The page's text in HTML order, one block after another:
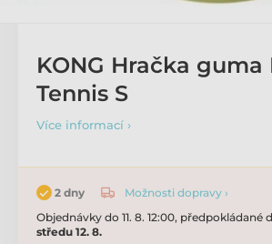
KONG Hračka guma
Tennis S
Více informací ›
2 dny
Možnosti dopravy ›
Objednávky do 11. 8. 12:00, předpokládané
středu 12. 8.